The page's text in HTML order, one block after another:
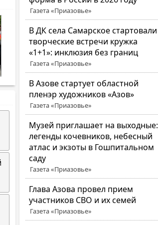
Газета «Приазовье»
В ДК села Самарское стартовали
творческие встречи кружка
«1+1»: инклюзия без границ
Газета «Приазовье»
В Азове стартует областной
пленэр художников «Азов»
Газета «Приазовье»
Музей приглашает на выходные:
легенды кочевников, небесный
атлас и экзоты в Гошпитальном
саду
Газета «Приазовье»
Глава Азова провел прием
участников СВО и их семей
Газета «Приазовье»